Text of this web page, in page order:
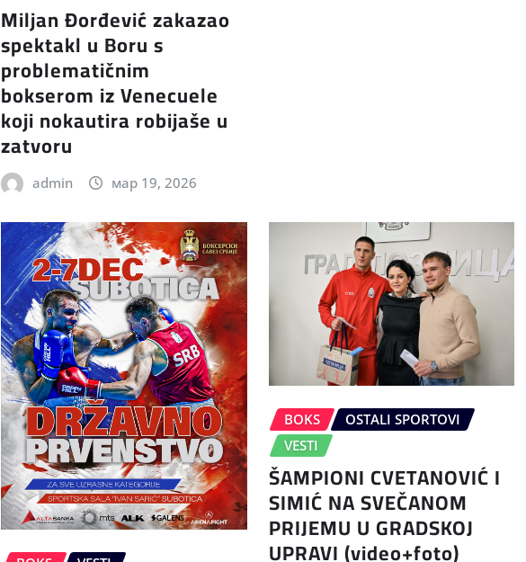
Miljan Đorđević zakazao
spektakl u Boru s
problematičnim
bokserom iz Venecuele
koji nokautira robijaše u
zatvoru
admin мар 19, 2026
BOKS
OSTALI SPORTOVI
VESTI
ŠAMPIONI CVETANOVIĆ I
SIMIĆ NA SVEČANOM
PRIJEMU U GRADSKOJ
UPRAVI (video+foto)